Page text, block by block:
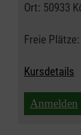
Ort: 50933
Freie Plätze:
Kursdetails
Anmelden